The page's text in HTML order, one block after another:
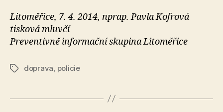
Litoměřice, 7. 4. 2014, nprap. Pavla Kofrová
tisková mluvčí
Preventivně informační skupina Litoměřice
Štítkydoprava policie